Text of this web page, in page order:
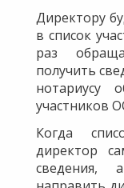
Директору
в список
раз
получить
нотариусу
участников
Когда
директор
сведения,